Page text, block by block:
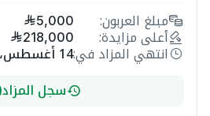
مبلغ العربون: 5,000
أعلى مزايدة: 218,000
انتهي المزاد في:14 أغسطس، 2025
سجل المزاد